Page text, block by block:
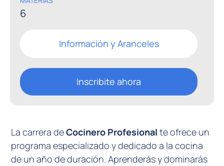
6
Información y Aranceles
Inscribite ahora
La carrera deCocinero Profesional te ofrece un
programa especializado y dedicado a la cocina
de un año de duración. Aprenderás y dominarás